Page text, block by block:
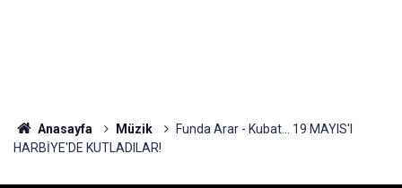
Anasayfa Müzik
Funda Arar - Kubat... 19 MAYIS'I
HARBİYE'DE KUTLADILAR!